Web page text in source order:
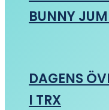
BUNNY
DAGENS
I TRX